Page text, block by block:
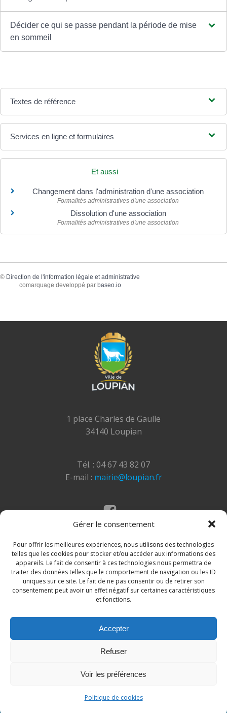
Gérer le consentement
Pour offrir les meilleures expériences, nous utilisons des technologies
telles que les cookies pour stocker et/ou accéder aux informations des
appareils. Le fait de consentir à ces technologies nous permettra de
traiter des données telles que le comportement de navigation ou les ID
uniques sur ce site. Le fait de ne pas consentir ou de retirer son
consentement peut avoir un effet négatif sur certaines caractéristiques
et fonctions.
Accepter
Refuser
Voir les préférences
Politique de cookies
Décider ce qui se passe pendant la période de mise
en sommeil
Textes de référence
Services en ligne et formulaires
Et aussi
Changement dans l'administration d'une association
Formalités administratives d'une association
Dissolution d'une association
Formalités administratives d'une association
© Direction de l'information légale et administrative
comarquage developpé par baseo.io
1 place Charles de Gaulle
34140 Loupian
Tél. : 04 67 43 82 07
E-mail : mairie@loupian.fr
© 2026 Site de la commune de Loupian. Un service
proposé parComm'un Site